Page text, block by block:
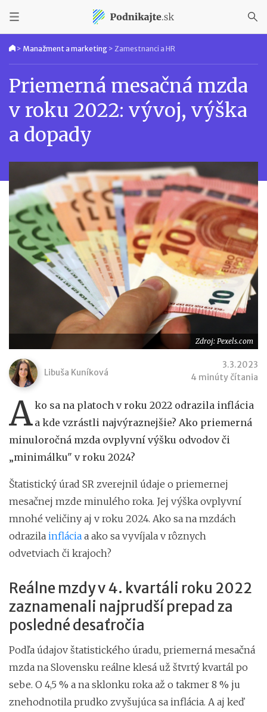
> Manažment a marketing > Zamestnanci a HR
Priemerná mesačná mzda
v roku 2022: vývoj, výška
a dopady
Zdroj: Pexels.com
Libuša Kuníková
3.3.2023
4 minúty čítania
Ako sa na platoch v roku 2022 odrazila inflácia
a kde vzrástli najvýraznejšie? Ako priemerná
minuloročná mzda ovplyvní výšku odvodov či
„minimálku" v roku 2024?
Štatistický úrad SR zverejnil údaje o priemernej
mesačnej mzde minulého roka. Jej výška ovplyvní
mnohé veličiny aj v roku 2024. Ako sa na mzdách
odrazila inflácia a ako sa vyvíjala v rôznych
odvetviach či krajoch?
Reálne mzdy v 4. kvartáli roku 2022
zaznamenali najprudší prepad za
posledné desaťročia
Podľa údajov štatistického úradu, priemerná mesačná
mzda na Slovensku reálne klesá už štvrtý kvartál po
sebe. O 4,5 % a na sklonku roka až o takmer 8 % ju
znehodnotila prudko zvyšujúca sa inflácia. A aj keď